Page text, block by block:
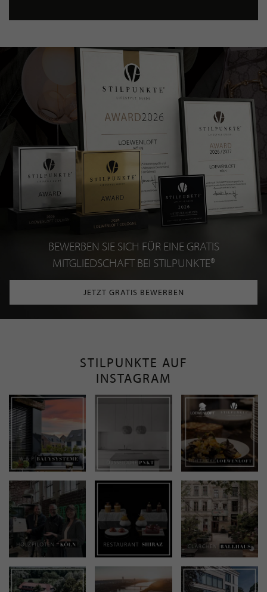
BEWERBEN SIE SICH FÜR EINE GRATIS
MITGLIEDSCHAFT BEI STILPUNKTE®
JETZT GRATIS BEWERBEN
STILPUNKTE AUF
INSTAGRAM